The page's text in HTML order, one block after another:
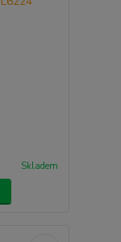
Skladem